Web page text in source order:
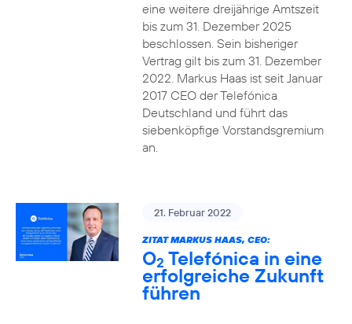
eine weitere dreijährige Amtszeit
bis zum 31. Dezember 2025
beschlossen. Sein bisheriger
Vertrag gilt bis zum 31. Dezember
2022. Markus Haas ist seit Januar
2017 CEO der Telefónica
Deutschland und führt das
siebenköpfige Vorstandsgremium
an.
21. Februar 2022
ZITAT MARKUS HAAS, CEO:
O2 Telefónica in eine
erfolgreiche Zukunft
führen